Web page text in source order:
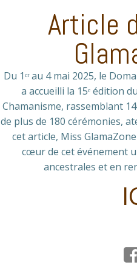
Article
Du 1ᵉʳ au 4 mai 2025, le
a accueilli la 15ᵉ édition
Chamanisme, rassemblant
de plus de 180 cérémonies,
cet article, Miss
cœur de cet événement
ancestrales et en